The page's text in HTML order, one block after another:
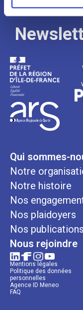
Qui sommes-
Notre
Notre histoire
Nos
Nos plaidoyers
Nos publications
Nous rejoindre
Mentions légales
Politique des données
personnelles
Agence ID Meneo
FAQ